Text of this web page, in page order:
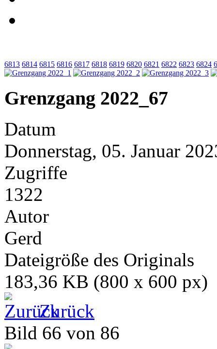
6813 6814 6815 6816 6817 6818 6819 6820 6821 6822 6823 6824
Grenzgang 2022_67
Datum
Donnerstag, 05. Januar
Zugriffe
1322
Autor
Gerd
Dateigröße des Originals
183,36 KB (800 x 600 px)
Zurück
Bild 66 von 86